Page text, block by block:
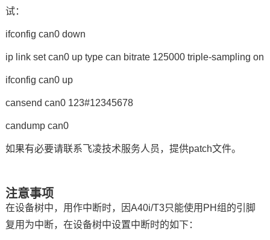
试：
ifconfig can0 down
ip link set can0 up type can bitrate 125000 triple-sampling on
ifconfig can0 up
cansend can0 123#12345678
candump can0
如果有必要请联系飞凌技术服务人员，提供patch文件。
注意事项
在设备树中，用作中断时，因A40i/T3只能使用PH组的引脚
复用为中断，在设备树中设置中断时的如下：